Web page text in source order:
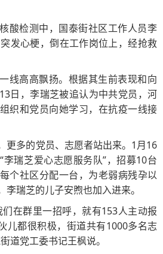
检测中，国泰街社区工作人员李
发心梗，倒在工作岗位上，经抢救
高高飘扬。根据其生前表现和向
日，李瑞芝被追认为中共党员，河
织和党员向她学习，在抗疫一线接
多的党员、志愿者站出来。1月16
李瑞芝爱心志愿服务队”，招募10台
个社区分配一台，为老弱病残孕以
瑞芝的儿子安煦也加入进来。
在群里一招呼，就有153人主动报
儿都很积极，街道共有1000多名志
道党工委书记王枫说。